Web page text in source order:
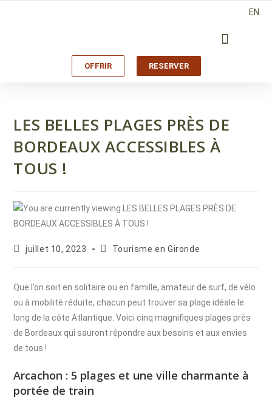
EN
OFFRIR RESERVER
LES BELLES PLAGES PRÈS DE
BORDEAUX ACCESSIBLES À
TOUS !
juillet 10, 2023 Tourisme en Gironde
Que l’on soit en solitaire ou en famille, amateur de surf, de vélo
ou à mobilité réduite, chacun peut trouver sa plage idéale le
long de la côte Atlantique. Voici cinq magnifiques plages près
de Bordeaux qui sauront répondre aux besoins et aux envies
de tous !
Arcachon : 5 plages et une ville charmante à
portée de train